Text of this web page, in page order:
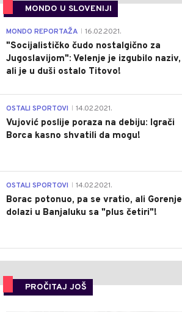
MONDO U SLOVENIJI
MONDO REPORTAŽA 16.02.2021.
"Socijalističko čudo nostalgično za
Jugoslavijom": Velenje je izgubilo naziv,
ali je u duši ostalo Titovo!
OSTALI SPORTOVI 14.02.2021.
Vujović poslije poraza na debiju: Igrači
Borca kasno shvatili da mogu!
OSTALI SPORTOVI 14.02.2021.
Borac potonuo, pa se vratio, ali Gorenje
dolazi u Banjaluku sa "plus četiri"!
PROČITAJ JOŠ